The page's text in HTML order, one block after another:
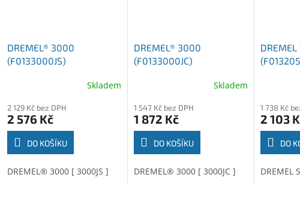
DREMEL® 3000
(F0133000JS)
Skladem
2 129 Kč bez DPH
2 576 Kč
DO KOŠÍKU
DREMEL® 3000 [ 3000JS ]
DREMEL® 3000
(F0133000JC)
Skladem
1 547 Kč bez DPH
1 872 Kč
DO KOŠÍKU
DREMEL® 3000 [ 3000JC ]
1 738 Kč
2 103
DO
DREMEL